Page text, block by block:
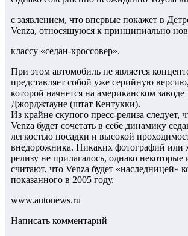
с заявлением, что впервые покажет в
Venza, относящуюся к принципиально
классу «седан-кроссовер».
При этом автомобиль не является
представляет собой уже серийную
которой начнется на американском заводе
Джорджтауне (штат Кентукки).
Из крайне скупого пресс-релиза следует,
Venza будет сочетать в себе динамику
легкостью посадки и высокой
внедорожника. Никаких фотографий или
релизу не прилагалось, однако некоторые
считают, что Venza будет «наследницей»
показанного в 2005 году.
www.autonews.ru
Написать комментарий